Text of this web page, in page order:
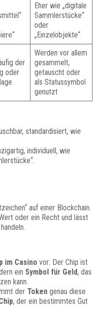
Eher wie „digitale
Sammlerstücke“
oder
„Einzelobjekte“
der
oder
Werden vor allem
gesammelt,
getauscht oder
als Statussymbol
genutzt
standardisiert, wie
individuell, wie
auf einer Blockchain.
oder ein Recht und lässt
im Casino vor: Der Chip ist
ein Symbol für Geld, das
kann.
der Token genau diese
, der ein bestimmtes Gut